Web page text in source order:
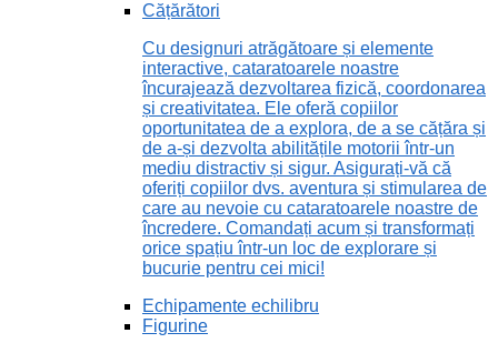
Cățărători
Cu designuri atrăgătoare și elemente
interactive, cataratoarele noastre
încurajează dezvoltarea fizică, coordonarea
și creativitatea. Ele oferă copiilor
oportunitatea de a explora, de a se cățăra și
de a-și dezvolta abilitățile motorii într-un
mediu distractiv și sigur. Asigurați-vă că
oferiți copiilor dvs. aventura și stimularea de
care au nevoie cu cataratoarele noastre de
încredere. Comandați acum și transformați
orice spațiu într-un loc de explorare și
bucurie pentru cei mici!
Echipamente echilibru
Figurine